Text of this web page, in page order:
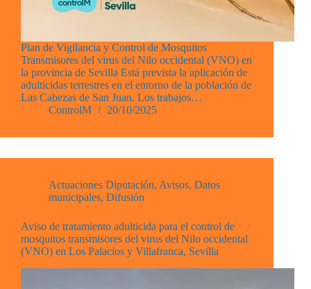
Plan de Vigilancia y Control de Mosquitos
Transmisores del virus del Nilo occidental (VNO) en
la provincia de Sevilla Está prevista la aplicación de
adulticidas terrestres en el entorno de la población de
Las Cabezas de San Juan. Los trabajos…
ControlM
20/10/2025
Actuaciones Diputación, Avisos, Datos
municipales, Difusión
Aviso de tratamiento adulticida para el control de
mosquitos transmisores del virus del Nilo occidental
(VNO) en Los Palacios y Villafranca, Sevilla